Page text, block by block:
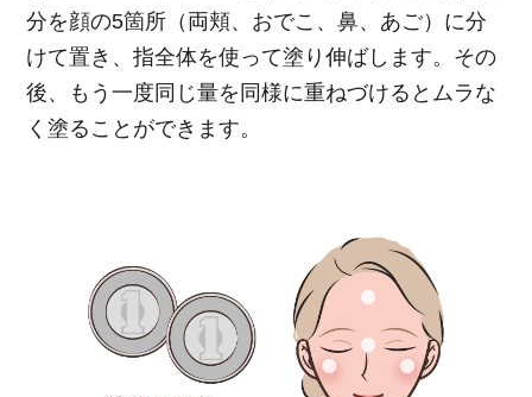
分を顔の5箇所（両頬、おでこ、鼻、あご）に分
けて置き、指全体を使って塗り伸ばします。その
後、もう一度同じ量を同様に重ねづけるとムラな
く塗ることができます。